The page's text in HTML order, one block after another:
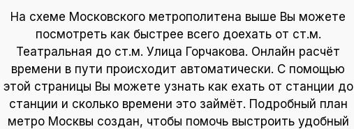
На схеме Московского метрополитена выше Вы можете
посмотреть как быстрее всего доехать от ст.м.
Театральная до ст.м. Улица Горчакова. Онлайн расчёт
времени в пути происходит автоматически. С помощью
этой страницы Вы можете узнать как ехать от станции до
станции и сколько времени это займёт. Подробный план
метро Москвы создан, чтобы помочь выстроить удобный